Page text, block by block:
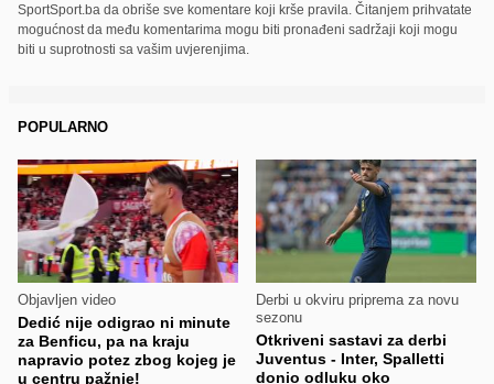
SportSport.ba da obriše sve komentare koji krše pravila. Čitanjem prihvatate
mogućnost da među komentarima mogu biti pronađeni sadržaji koji mogu
biti u suprotnosti sa vašim uvjerenjima.
POPULARNO
Objavljen video
Dedić nije odigrao ni minute
za Benficu, pa na kraju
napravio potez zbog kojeg je
u centru pažnje!
Derbi u okviru priprema za novu
sezonu
Otkriveni sastavi za derbi
Juventus - Inter, Spalletti
donio odluku oko